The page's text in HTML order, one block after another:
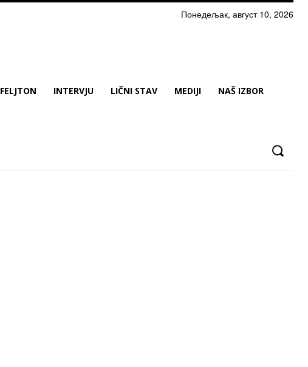
Понедељак, август 10, 2026
FELJTON INTERVJU LIČNI STAV MEDIJI NAŠ IZBOR